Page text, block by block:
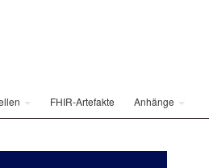
FHIR-Artefakte Anhänge